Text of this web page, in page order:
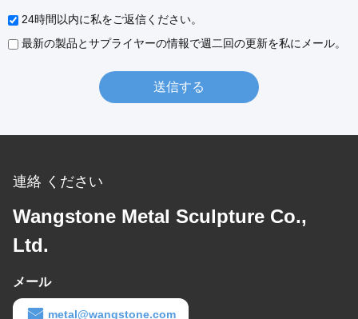
24時間以内に私をご返信ください。
最新の製品とサプライヤーの情報で週二回の更新を私にメール。
連絡 ください
Wangstone Metal Sculpture Co.,
Ltd.
メール
metal@wangstone.com